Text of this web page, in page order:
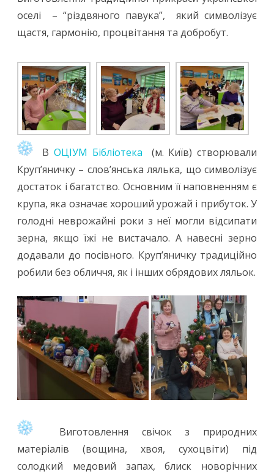
оселі – “різдвяного павука”, який символізує
щастя, гармонію, процвітання та добробут.
В ОЦІУМ Бібліотека (м. Київ) створювали
Круп’яничку – словʼянська лялька, що символізує
достаток і багатство. Основним її наповненням є
крупа, яка означає хороший урожай і прибуток. У
голодні неврожайні роки з неї могли відсипати
зерна, якщо їжі не вистачало. А навесні зерно
додавали до посівного. Круп’яничку традиційно
робили без обличчя, як і інших обрядових ляльок.
Виготовлення свічок з природних
матеріалів (вощина, хвоя, сухоцвіти) під
солодкий медовий запах, блиск новорічних